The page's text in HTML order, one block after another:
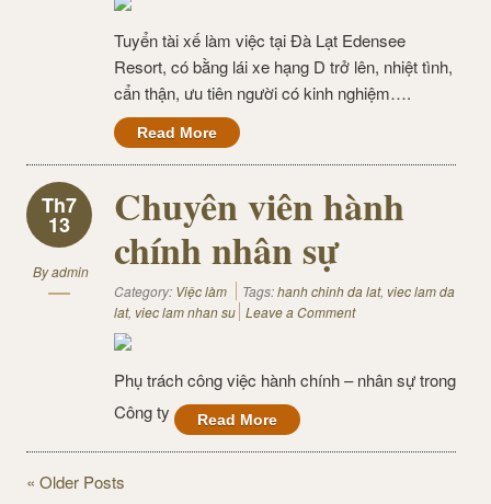
Tuyển tài xế làm việc tại Đà Lạt Edensee
Resort, có bằng lái xe hạng D trở lên, nhiệt tình,
cẩn thận, ưu tiên người có kinh nghiệm….
Read More
Th7
13
Byadmin
Chuyên viên hành
chính nhân sự
Category: Việc làm Tags:hanh chinh da lat, viec lam da
lat, viec lam nhan su Leave a Comment
Phụ trách công việc hành chính – nhân sự trong
Công ty
Read More
« Older Posts